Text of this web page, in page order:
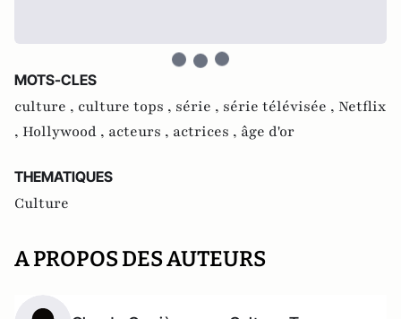
MOTS-CLES
culture , culture tops , série , série télévisée , Netflix
, Hollywood , acteurs , actrices , âge d'or
THEMATIQUES
Culture
A PROPOS DES AUTEURS